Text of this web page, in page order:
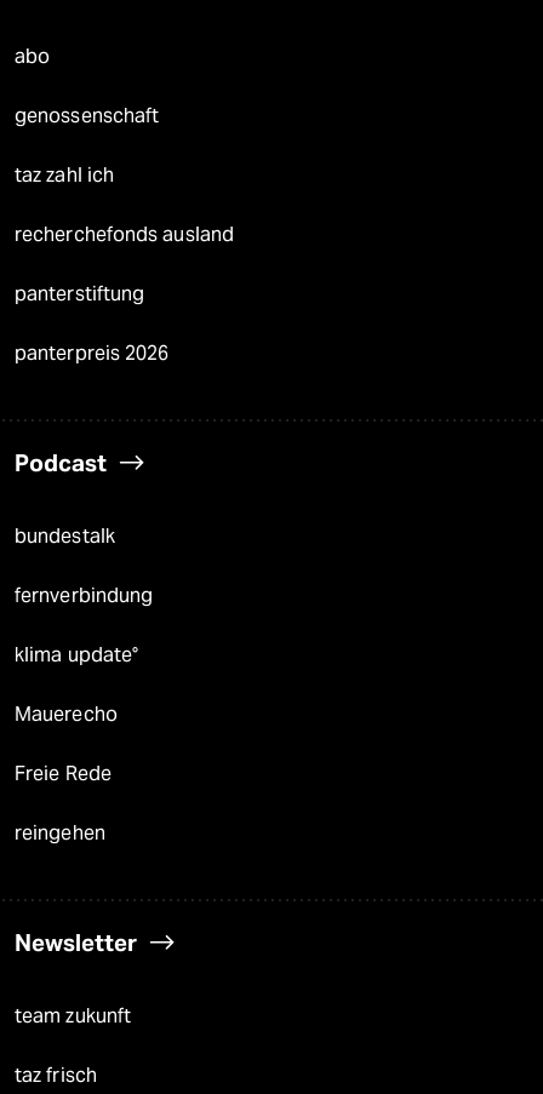
abo
genossenschaft
taz zahl ich
recherchefonds ausland
panterstiftung
panterpreis 2026
Podcast
bundestalk
fernverbindung
klima update°
Mauerecho
Freie Rede
reingehen
Newsletter
team zukunft
taz frisch